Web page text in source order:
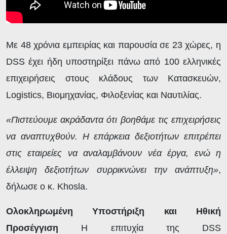
Με 48 χρόνια εμπειρίας και παρουσία σε 23 χώρες, η
DSS έχει ήδη υποστηρίξει πάνω από 100 ελληνικές
επιχειρήσεις στους κλάδους των Κατασκευών,
Logistics, Βιομηχανίας, Φιλοξενίας και Ναυτιλίας.
«Πιστεύουμε ακράδαντα ότι βοηθάμε τις επιχειρήσεις
να αναπτυχθούν. Η επάρκεια δεξιοτήτων επιτρέπει
στις εταιρείες να αναλαμβάνουν νέα έργα, ενώ η
έλλειψη δεξιοτήτων συρρικνώνει την ανάπτυξη»,
δήλωσε ο κ. Khosla.
Ολοκληρωμένη Υποστήριξη και Ηθική
Προσέγγιση Η επιτυχία της DSS